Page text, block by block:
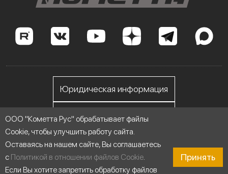
ООО "Кометта Рус", ИНН 7705558076
Юридическая информация
Личный кабинет
ООО "Кометта Рус" обрабатывает файлы
Cookie, чтобы улучшить работу сайта.
Оставаясь на нашем сайте, Вы соглашаетесь
с Политикой в отношении файлов Cookie.
Если Вы хотите запретить обработку файлов
Принять